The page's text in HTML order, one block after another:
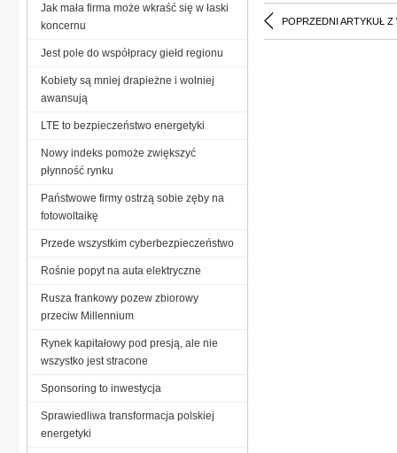
POPRZEDNI ARTYKUŁ Z
Jak mała firma może wkraść się w łaski
koncernu
Jest pole do współpracy giełd regionu
Kobiety są mniej drapieżne i wolniej
awansują
LTE to bezpieczeństwo energetyki
Nowy indeks pomoże zwiększyć
płynność rynku
Państwowe firmy ostrzą sobie zęby na
fotowoltaikę
Przede wszystkim cyberbezpieczeństwo
Rośnie popyt na auta elektryczne
Rusza frankowy pozew zbiorowy
przeciw Millennium
Rynek kapitałowy pod presją, ale nie
wszystko jest stracone
Sponsoring to inwestycja
Sprawiedliwa transformacja polskiej
energetyki